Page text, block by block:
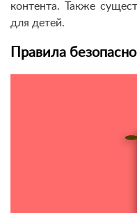
контента. Также
для детей.
Правила